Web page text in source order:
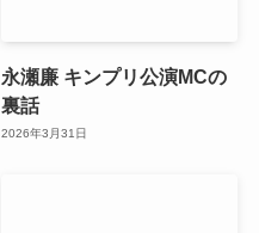
永瀬廉 キンプリ公演MCの
裏話
2026年3月31日